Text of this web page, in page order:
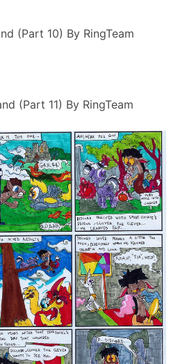
(Part 10) By RingTeam
(Part 11) By RingTeam